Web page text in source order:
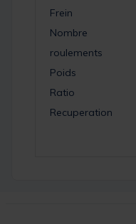
Frein
Nombre
roulements
Poids
Ratio
Recuperation